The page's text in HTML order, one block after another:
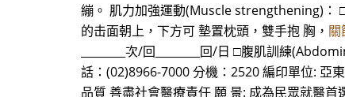
繃。 肌力加強運動(Muscle strengthening)： □
的击面朝上，下方可 墊置枕頭，雙手抱 胸， 關
________次/回________回/日 □腹肌訓練
話：(02)8966-7000 分機：2520 編印單位: 亞
品質 善盡社會醫療責任 願 景: 成為民眾就醫